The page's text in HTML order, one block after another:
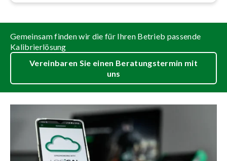
Gemeinsam finden wir die für Ihren Betrieb passende
Kalibrierlösung
Vereinbaren Sie einen Beratungstermin mit
uns